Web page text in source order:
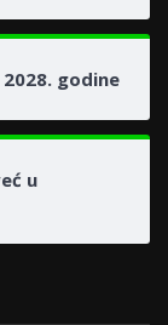
godine
u